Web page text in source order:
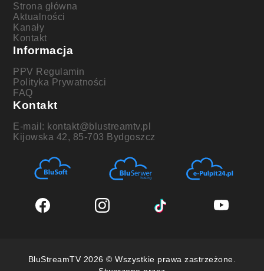
Strona główna
Aktualności
Kanały
Kontakt
Informacja
PPV Regulamin
Polityka Prywatności
FAQ
Kontakt
E-mail: kontakt@blustreamtv.pl
Kijowska 42, 85-703 Bydgoszcz
BluStreamTV 2026 © Wszystkie prawa zastrzeżone.